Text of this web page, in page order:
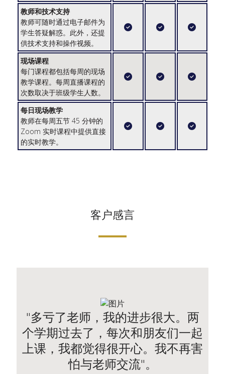
教师和技术支持
教师可随时通过电子邮件为
学生答疑解惑。此外，还提
供技术支持和操作视频。
现场课程
每门课程都包括每周的现场
教学课程。每周直播课程的
次数取决于班级学生人数。
每日现场教学
教师在每周五节 45 分钟的
Zoom 实时课程中提供直接
的实时教学。
客户感言
"多亏了老师，我的进步很大。两
个学期过去了，每次和朋友们一起
上课，我都觉得很开心。我不再害
怕与老师交流"。